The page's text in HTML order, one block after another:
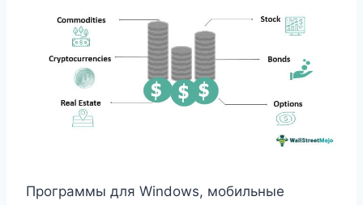
Программы для Windows, мобильные